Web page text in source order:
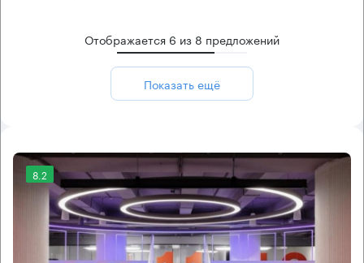
Отображается 6 из 8 предложений
Показать ещё
8.2